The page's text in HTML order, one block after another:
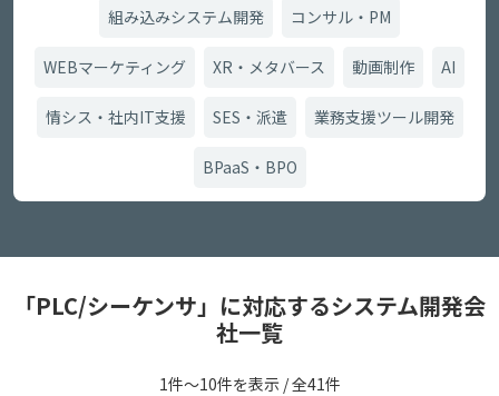
組み込みシステム開発 コンサル・PM
WEBマーケティング XR・メタバース 動画制作 AI
情シス・社内IT支援 SES・派遣 業務支援ツール開発
BPaaS・BPO
「PLC/シーケンサ」に対応するシステム開発会
社一覧
1件〜10件を表示 / 全41件